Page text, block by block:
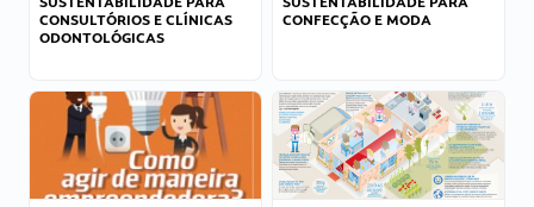
CONSULTÓRIOS E CLÍNICAS
ODONTOLÓGICAS
CONFECÇÃO E MODA